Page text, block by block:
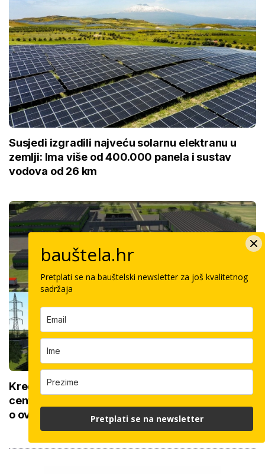
Susjedi izgradili najveću solarnu elektranu u
zemlji: Ima više od 400.000 panela i sustav
vodova od 26 km
Kreće borba građevinaca za izgradnju golemog
centra od 73 milijuna eura: Četiri županije ovise
o ovom projektu
bauštela.hr
Pretplati se na bauštelski newsletter za još kvalitetnog
sadržaja
Pretplati se na newsletter